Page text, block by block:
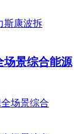
景综合能源